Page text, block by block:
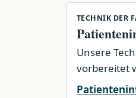
TECHNIK DER
Unsere
vorbereitet